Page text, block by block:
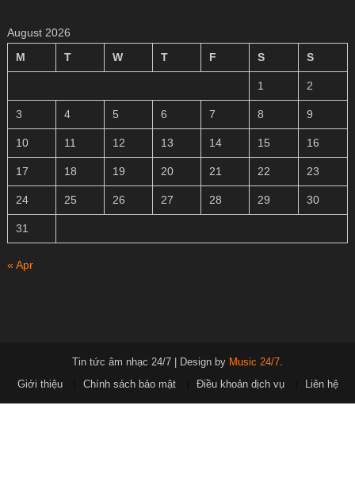
August 2026
M
T W T F S S
1 2
3 4 5 6 7 8 9
10 11 12 13 14 15 16
17 18 19 20 21 22 23
24 25 26 27 28 29 30
31
« Apr
Tin tức âm nhạc 24/7 Design by Music 24/7.
Giới thiệu
Chính sách bảo mật Điều khoản dịch vụ Liên hệ